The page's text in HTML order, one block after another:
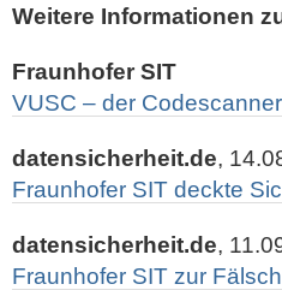
Weitere Informationen
Fraunhofer SIT
VUSC – der
datensicherheit.de,
Fraunhofer SIT deckte
datensicherheit.de,
Fraunhofer SIT zur